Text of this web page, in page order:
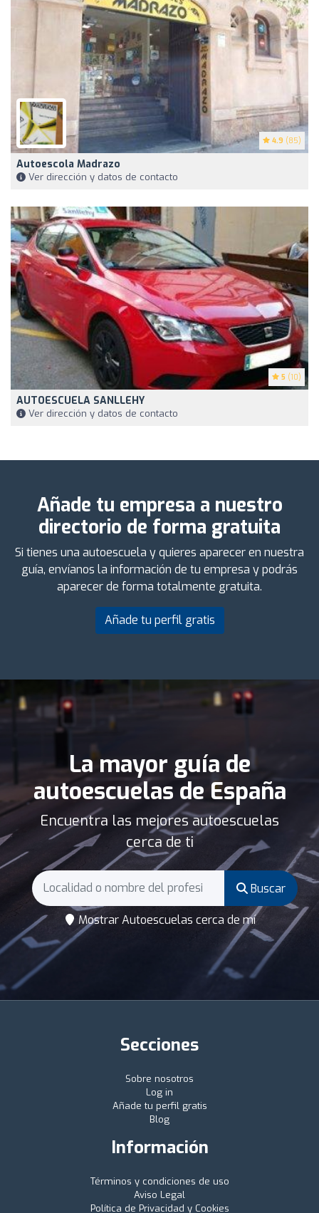
4.9 (85)
Autoescola Madrazo
Ver dirección y datos de contacto
5 (10)
AUTOESCUELA SANLLEHY
Ver dirección y datos de contacto
Añade tu empresa a nuestro
directorio de forma gratuita
Si tienes una autoescuela y quieres aparecer en nuestra
guía, envíanos la información de tu empresa y podrás
aparecer de forma totalmente gratuita.
Añade tu perfil gratis
La mayor guía de
autoescuelas de España
Encuentra las mejores autoescuelas
cerca de ti
Buscar
Mostrar Autoescuelas cerca de mí
Secciones
Sobre nosotros
Log in
Añade tu perfil gratis
Blog
Información
Términos y condiciones de uso
Aviso Legal
Política de Privacidad y Cookies